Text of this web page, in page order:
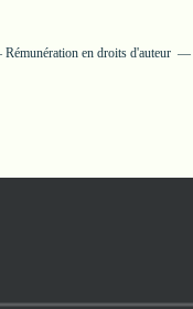
Rémunération en droits d'auteur